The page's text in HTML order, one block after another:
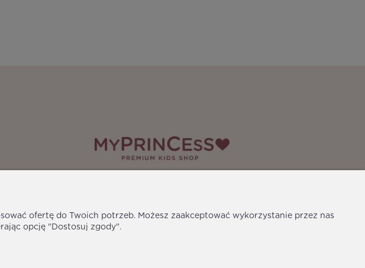
ofertę do Twoich potrzeb. Możesz zaakceptować wykorzystanie przez nas
opcję "Dostosuj zgody".